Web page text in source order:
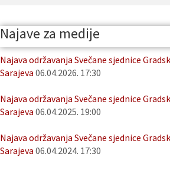
Najave za medije
Najava održavanja Svečane sjednice
Sarajeva 06.04.2026. 17:30
Najava održavanja Svečane sjednice
Sarajeva 06.04.2025. 19:00
Najava održavanja Svečane sjednice
Sarajeva 06.04.2024. 17:30